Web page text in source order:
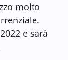
molto
e sarà